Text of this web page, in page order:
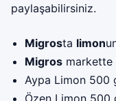
paylaşabilirsiniz.
Migrosta limon
Migros markette
Aypa Limon 500
Özen Limon 500